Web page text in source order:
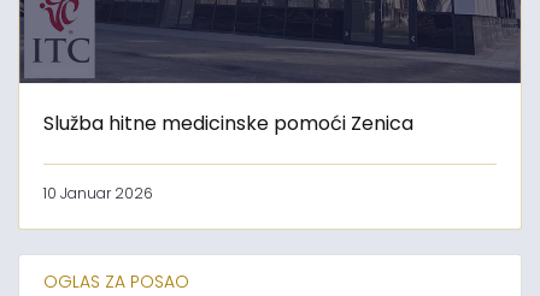
Služba hitne medicinske pomoći Zenica
10 Januar 2026
OGLAS ZA POSAO